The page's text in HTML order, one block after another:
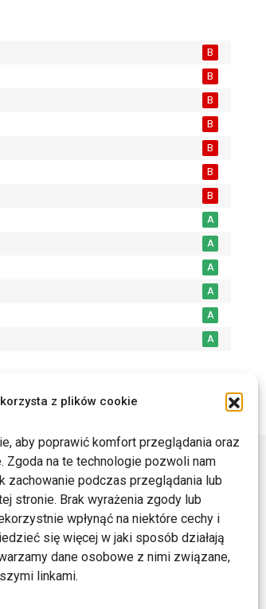
z plików cookie
aby poprawić komfort przeglądania oraz
Zgoda na te technologie pozwoli nam
zachowanie podczas przeglądania lub
stronie. Brak wyrażenia zgody lub
wpłynąć na niektóre cechy i
się więcej w jaki sposób działają
dane osobowe z nimi związane,
linkami.
B
B
B
B
B
B
B
A
A
A
A
A
A
Drukuj